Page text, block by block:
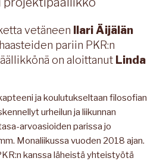
vetäneen
Ilari Äijälän
pariin PKR:n
on aloittanut Linda
ja koulutukseltaan filosofian
urheilun ja liikunnan
arvoasioiden parissa jo
Monaliikussa vuoden 2018 ajan.
kanssa läheistä yhteistyötä